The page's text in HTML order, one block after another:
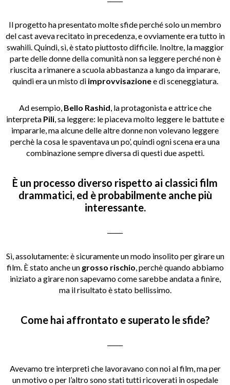
Il progetto ha presentato molte sfide perché solo un membro
del cast aveva recitato in precedenza, e ovviamente era tutto in
swahili. Quindi, sì, è stato piuttosto difficile. Inoltre, la maggior
parte delle donne della comunità non sa leggere perché non è
riuscita a rimanere a scuola abbastanza a lungo da imparare,
quindi era un misto di improvvisazionee di sceneggiatura.
Ad esempio, Bello Rashid , la protagonista e attrice che
interpreta Pili, sa leggere: le piaceva molto leggere le battute e
impararle, ma alcune delle altre donne non volevano leggere
perchè la cosa le spaventava un po’, quindi ogni scena era una
combinazione sempre diversa di questi due aspetti.
È un processo diverso rispetto ai classici film
drammatici, ed è probabilmente anche più
interessante.
Sì, assolutamente: è sicuramente un modo insolito per girare un
film. È stato anche un grosso rischio , perchè quando abbiamo
iniziato a girare non sapevamo come sarebbe andata a finire,
ma il risultato è stato bellissimo.
Come hai affrontato e superato le sfide?
Avevamo tre interpreti che lavoravano con noi al film, ma per
un motivo o per l’altro sono stati tutti ricoverati in ospedale